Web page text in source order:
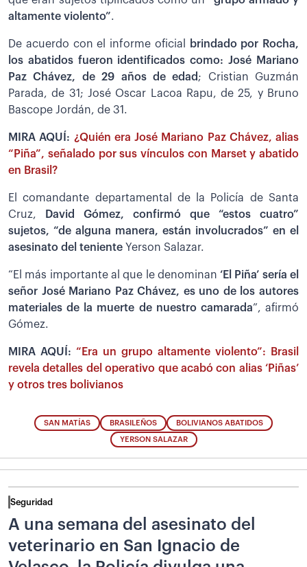
altamente violento”.
De acuerdo con el informe oficial
brindado por Rocha,
los abatidos fueron identificados como: José Mariano
Paz Chávez, de 29 años de edad ; Cristian Guzmán
Parada, de 31; José Oscar Lacoa Rapu, de 25, y Bruno
Bascope Jordán, de 31.
MIRA AQUÍ: ¿Quién era José Mariano Paz Chávez, alias
“Piña”, señalado por sus vínculos con Marset y abatido
en Brasil?
El comandante departamental de la Policía de Santa
Cruz, David Gómez, confirmó que “estos cuatro”
sujetos, “de alguna manera, están involucrados” en el
asesinato del teniente Yerson Salazar.
“El más importante al que le denominan‘El Piña’ sería el
señor José Mariano Paz Chávez, es uno de los autores
materiales de la muerte de nuestro camarada”, afirmó
Gómez.
MIRA AQUÍ: “Era un grupo altamente violento”: Brasil
revela detalles del operativo que acabó con alias ‘Piñas’
y otros tres bolivianos
SAN MATÍAS BRASILEÑOS BOLIVIANOS ABATIDOS
YERSON SALAZAR
Seguridad
A una semana del asesinato del
veterinario en San Ignacio de